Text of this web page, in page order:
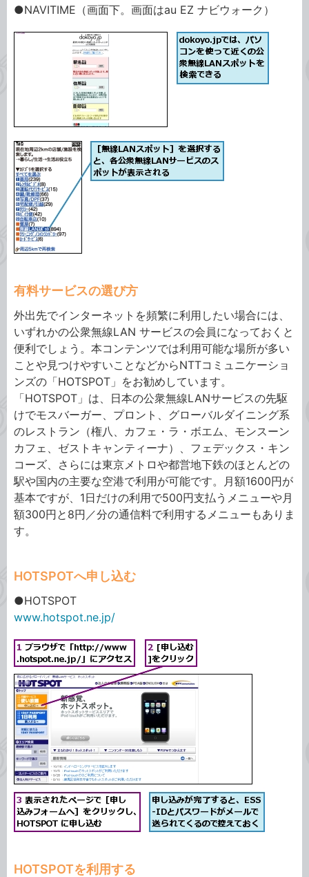
●NAVITIME（画面下。画面はau EZ ナビウォーク）
有料サービスの選び方
外出先でインターネットを頻繁に利用したい場合には、
いずれかの公衆無線LAN サービスの会員になっておくと
便利でしょう。本コンテンツでは利用可能な場所が多い
ことや見つけやすいことなどからNTTコミュニケーショ
ンズの「HOTSPOT」をお勧めしています。
「HOTSPOT」は、日本の公衆無線LANサービスの先駆
けでモスバーガー、プロント、グローバルダイニング系
のレストラン（権八、カフェ・ラ・ボエム、モンスーン
カフェ、ゼストキャンティーナ）、フェデックス・キン
コーズ、さらには東京メトロや都営地下鉄のほとんどの
駅や国内の主要な空港で利用が可能です。月額1600円が
基本ですが、1日だけの利用で500円支払うメニューや月
額300円と8円／分の通信料で利用するメニューもありま
す。
HOTSPOTへ申し込む
●HOTSPOT
www.hotspot.ne.jp/
HOTSPOTを利用する